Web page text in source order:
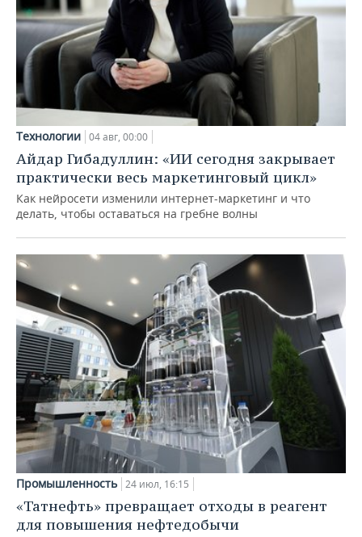
Технологии 04 авг, 00:00
Айдар Гибадуллин: «ИИ сегодня закрывает
практически весь маркетинговый цикл»
Как нейросети изменили интернет-маркетинг и что
делать, чтобы оставаться на гребне волны
Промышленность 24 июл, 16:15
«Татнефть» превращает отходы в реагент
для повышения нефтедобычи